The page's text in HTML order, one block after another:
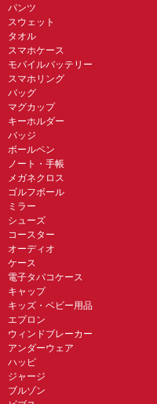
パンツ
スウェット
タオル
スマホケース
モバイルバッテリー
スマホリング
バッグ
マグカップ
キーホルダー
バッジ
ボールペン
ノート・手帳
メガネクロス
ゴルフボール
ミラー
シューズ
コースター
オーディオ
ケース
電子タバコケース
キャップ
キッズ・ベビー用品
エプロン
ウィンドブレーカー
アンダーウェア
ハッピ
ジャージ
ブルゾン